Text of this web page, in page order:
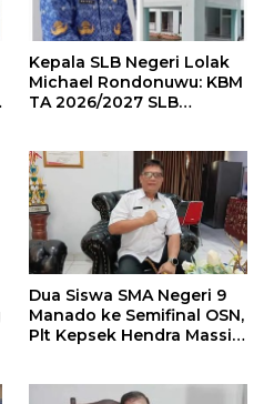
Kepala SLB Negeri Lolak
Michael Rondonuwu: KBM
TA 2026/2027 SLB
Dua Siswa SMA Negeri 9
Manado ke Semifinal OSN,
Plt Kepsek Hendra Massie: